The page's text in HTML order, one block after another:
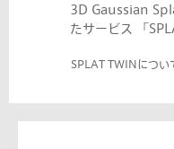
3D Gaussian
たサービス 「
SPLAT TWINについ